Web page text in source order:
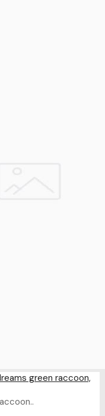
green raccoon,